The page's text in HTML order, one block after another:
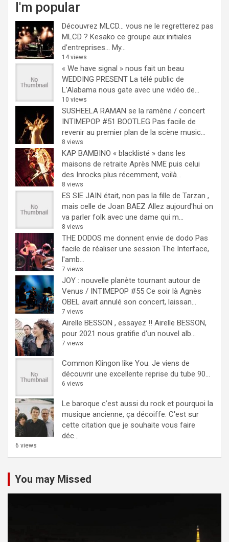
I'm popular
Découvrez MLCD… vous ne le regretterez pas
MLCD ? Kesako ce groupe aux initiales
d’entreprises… My...
14 views
« We have signal » nous fait un beau
WEDDING PRESENT La télé public de
L'Alabama nous gate avec une vidéo de...
10 views
SUSHEELA RAMAN se la ramène / concert
INTIMEPOP #51 BOOTLEG Pas facile de
revenir au premier plan de la scène music...
8 views
KAP BAMBINO « blacklisté » dans les
maisons de retraite Après NME puis celui
des Inrocks plus récemment, voilà...
8 views
ES SIE JAIN était, non pas la fille de Tarzan ,
mais celle de Joan BAEZ Allez aujourd'hui on
va parler folk avec une dame qui m...
8 views
THE DODOS me donnent envie de dodo Pas
facile de réaliser une session The Interface,
l'amb...
7 views
JOY : nouvelle planète tournant autour de
Venus / INTIMEPOP #55 Ce soir là Agnès
OBEL avait annulé son concert, laissan...
7 views
Airelle BESSON , essayez !! Airelle BESSON,
pour 2021 nous gratifie d'un nouvel alb...
7 views
Common Klingon like You. Je viens de
découvrir une excellente reprise du tube 90...
6 views
Le baroque c’est aussi du rock et pourquoi la
musique ancienne, ça décoiffe. C'est sur
cette citation que je souhaite vous faire
déc...
6 views
You may Missed